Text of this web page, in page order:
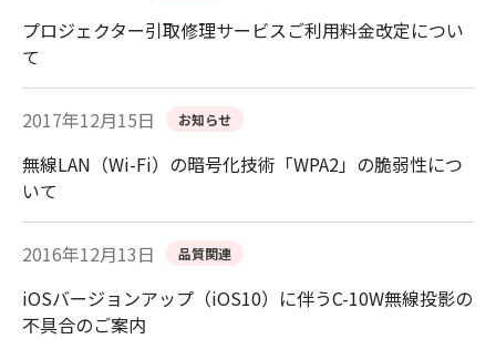
プロジェクター引取修理サービスご利用料金改定につい
て
2017年12月15日 お知らせ
無線LAN（Wi-Fi）の暗号化技術「WPA2」の脆弱性につ
いて
2016年12月13日 品質関連
iOSバージョンアップ（iOS10）に伴うC-10W無線投影の
不具合のご案内